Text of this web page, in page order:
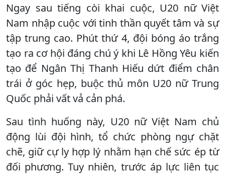
Ngay sau tiếng còi khai cuộc, U20 nữ Việt
Nam nhập cuộc với tinh thần quyết tâm và sự
tập trung cao. Phút thứ 4, đội bóng áo trắng
tạo ra cơ hội đáng chú ý khi Lê Hồng Yêu kiến
tạo để Ngân Thị Thanh Hiếu dứt điểm chân
trái ở góc hẹp, buộc thủ môn U20 nữ Trung
Quốc phải vất vả cản phá.
Sau tình huống này, U20 nữ Việt Nam chủ
động lùi đội hình, tổ chức phòng ngự chặt
chẽ, giữ cự ly hợp lý nhằm hạn chế sức ép từ
đối phương. Tuy nhiên, trước áp lực liên tục